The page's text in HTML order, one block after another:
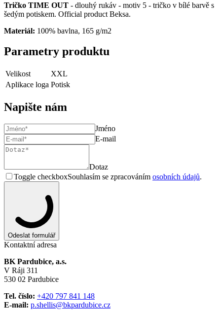
Tričko TIME OUT - dlouhý rukáv - motiv 5 - tričko v bílé barvě s
šedým potiskem. Official product Beksa.
Materiál: 100% bavlna, 165 g/m2
Parametry produktu
Velikost
XXL
Aplikace loga Potisk
Napište nám
Jméno
E-mail
Dotaz
Toggle checkboxSouhlasím se zpracováním osobních údajů.
Odeslat formulář
Kontaktní adresa
BK Pardubice, a.s.
V Ráji 311
530 02 Pardubice
Tel. číslo: +420 797 841 148
E-mail: p.shellis@bkpardubice.cz